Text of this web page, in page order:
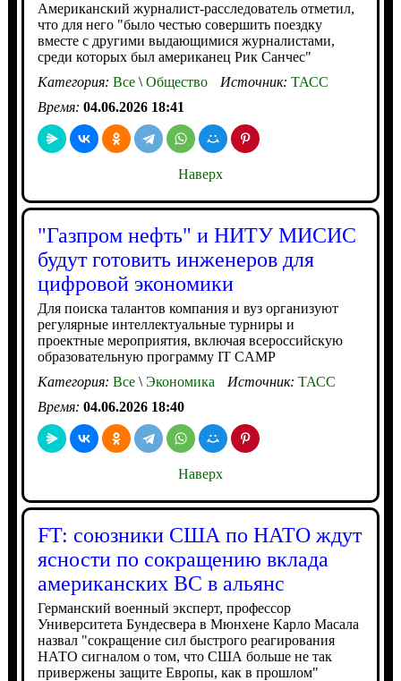
Американский журналист-расследователь отметил,
что для него "было честью совершить поездку
вместе с другими выдающимися журналистами,
среди которых был американец Рик Санчес"
Категория: Все\Общество Источник: ТАСС
Время: 04.06.2026 18:41
Наверх
"Газпром нефть" и НИТУ МИСИС
будут готовить инженеров для
цифровой экономики
Для поиска талантов компания и вуз организуют
регулярные интеллектуальные турниры и
проектные мероприятия, включая всероссийскую
образовательную программу IT CAMP
Категория: Все\Экономика Источник: ТАСС
Время: 04.06.2026 18:40
Наверх
FT: союзники США по НАТО ждут
ясности по сокращению вклада
американских ВС в альянс
Германский военный эксперт, профессор
Университета Бундесвера в Мюнхене Карло Масала
назвал "сокращение сил быстрого реагирования
НАТО сигналом о том, что США больше не так
привержены защите Европы, как в прошлом"